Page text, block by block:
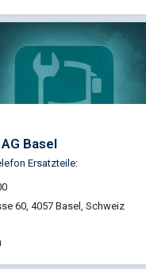
Basel
Ersatzteile:
60, 4057 Basel, Schweiz